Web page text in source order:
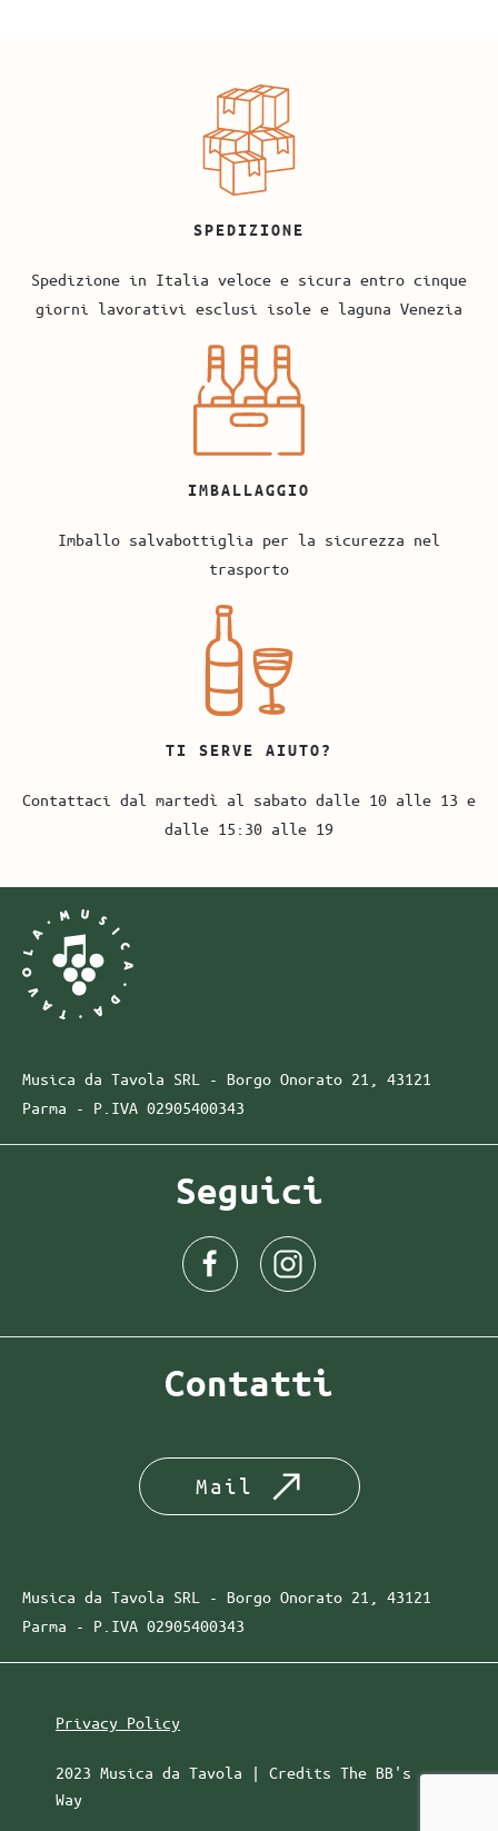
SPEDIZIONE
Spedizione in Italia veloce e sicura entro cinque
giorni lavorativi esclusi isole e laguna Venezia
IMBALLAGGIO
Imballo salvabottiglia per la sicurezza nel
trasporto
TI SERVE AIUTO?
Contattaci dal martedì al sabato dalle 10 alle 13 e
dalle 15:30 alle 19
Musica da Tavola SRL - Borgo Onorato 21, 43121
Parma - P.IVA 02905400343
Seguici
Contatti
Mail
Musica da Tavola SRL - Borgo Onorato 21, 43121
Parma - P.IVA 02905400343
Privacy Policy
2023 Musica da Tavola | Credits The BB's
Way